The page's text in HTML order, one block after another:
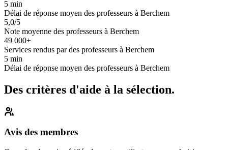
5 min
Délai de réponse moyen des professeurs à Berchem
5,0/5
Note moyenne des professeurs à Berchem
49 000+
Services rendus par des professeurs à Berchem
5 min
Délai de réponse moyen des professeurs à Berchem
Des critères d'aide à la sélection.
Avis des membres